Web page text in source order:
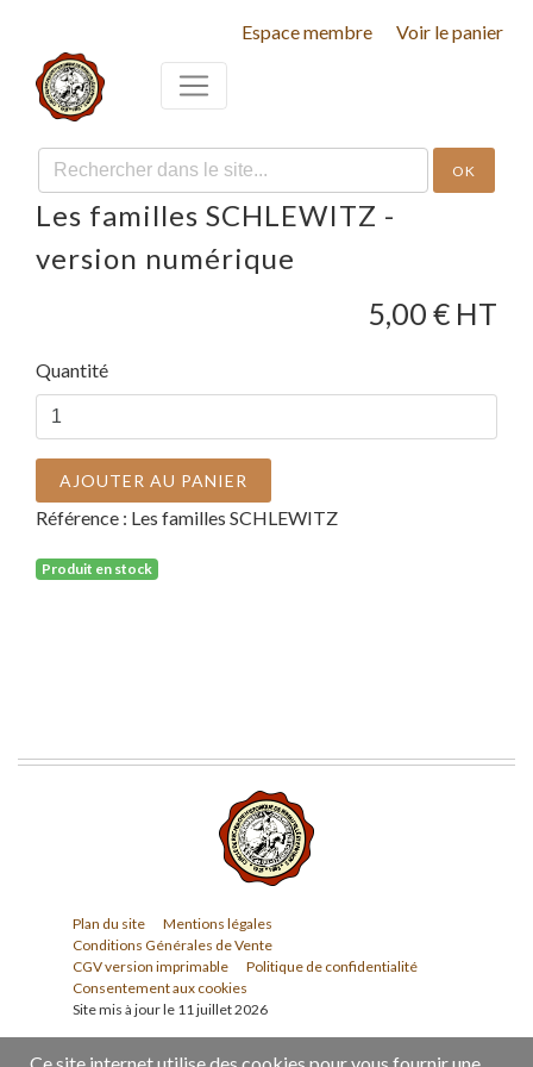
Espace membre Voir le panier
OK
Les familles SCHLEWITZ -
version numérique
5,00 € HT
Quantité
AJOUTER AU PANIER
Référence : Les familles SCHLEWITZ
Produit en stock
Plan du site
Mentions légales
Conditions Générales de Vente
CGV version imprimable
Politique de confidentialité
Consentement aux cookies
Site mis à jour le 11 juillet 2026